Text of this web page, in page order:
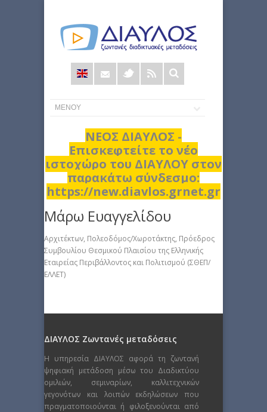
Φόρμα
αναζήτησης
ΝΕΟΣ ΔΙΑΥΛΟΣ -
Επισκεφτείτε το νέο
ιστοχώρο του ΔΙΑΥΛΟΥ στον
παρακάτω σύνδεσμο:
https://new.diavlos.grnet.gr
Μάρω Ευαγγελίδου
Αρχιτέκτων, Πολεοδόμος/Χωροτάκτης, Πρόεδρος
Συμβουλίου Θεσμικού Πλαισίου της Ελληνικής
Εταιρείας Περιβάλλοντος και Πολιτισμού (ΣΘΕΠ/
ΕΛΛΕΤ)
ΔΙΑΥΛΟΣ Ζωντανές μεταδόσεις
Η υπηρεσία ΔΙΑΥΛΟΣ αφορά τη ζωντανή
ψηφιακή μετάδοση μέσω του Διαδικτύου
ομιλιών, σεμιναρίων, καλλιτεχνικών
γεγονότων και λοιπών εκδηλώσεων που
πραγματοποιούνται ή φιλοξενούνται από